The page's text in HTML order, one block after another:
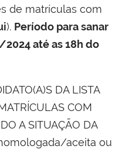
de matrículas com
). Período para sanar
até as 18h do
DA LISTA
COM
A SITUAÇÃO DA
aceita ou